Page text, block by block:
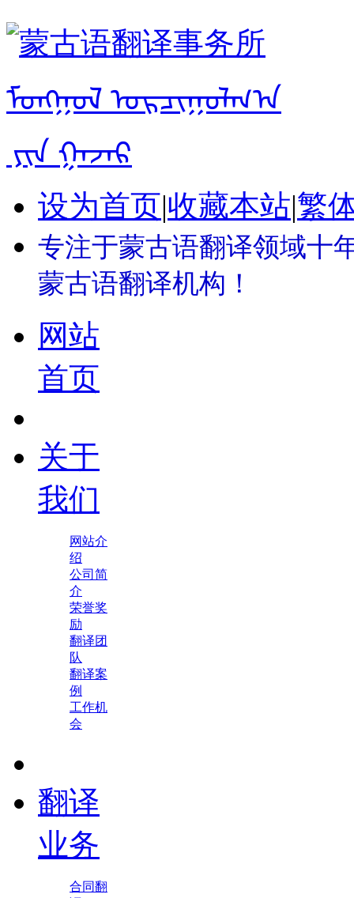
设为首页|收藏本站|繁
专注于蒙古语翻译领域十
蒙古语翻译机构！
网站
首页
关于
我们
网站介
绍
公司简
介
荣誉奖
励
翻译团
队
翻译案
例
工作机
会
翻译
业务
合同翻